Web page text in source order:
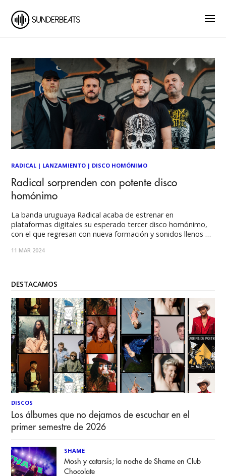
RADICAL | LANZAMIENTO | DISCO HOMÓNIMO
Radical sorprenden con potente disco
homónimo
La banda uruguaya Radical acaba de estrenar en
plataformas digitales su esperado tercer disco homónimo,
con el que regresan con nueva formación y sonidos llenos de
álbum “Radical” es un viaje muy intenso a través de 10
11 MAR 2024
DESTACAMOS
DISCOS
Los álbumes que no dejamos de escuchar en el
primer semestre de 2026
SHAME
Mosh y catarsis; la noche de Shame en Club
Chocolate